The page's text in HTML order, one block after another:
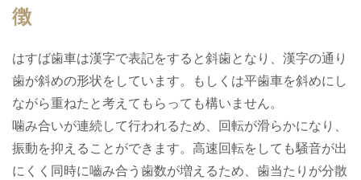
徴
はすば歯車は漢字で表記をすると斜歯となり、漢字の通り
歯が斜めの形状をしています。もしくは平歯車を斜めにし
ながら重ねたと考えてもらっても構いません。
噛み合いが連続して行われるため、回転が滑らかになり、
振動を抑えることができます。高速回転をしても騒音が出
にくく同時に嚙み合う歯数が増えるため、歯当たりが分散